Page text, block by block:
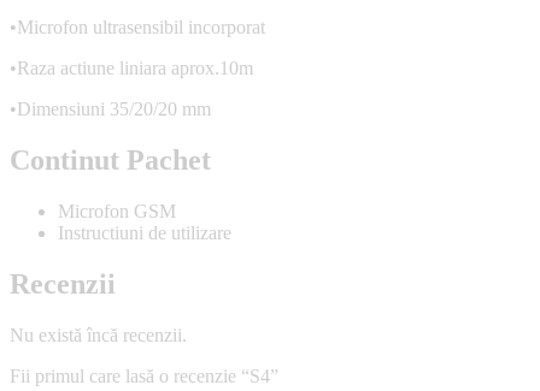
•Microfon ultrasensibil incorporat
•Raza actiune liniara aprox.10m
•Dimensiuni 35/20/20 mm
Continut Pachet
Microfon GSM
Instructiuni de utilizare
Recenzii
Nu există încă recenzii.
Fii primul care lasă o recenzie “S4”